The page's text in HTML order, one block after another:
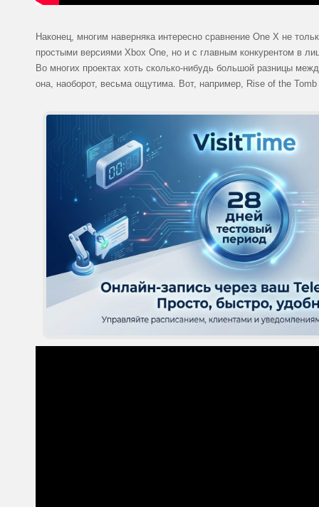
Наконец, многим наверняка интересно сравнение One X не
простыми версиями Xbox One, но и с главным конкурентом в
Во многих проектах хоть сколько-нибудь большой разницы
она, наоборот, весьма ощутима. Вот, например, Rise of the Tomb